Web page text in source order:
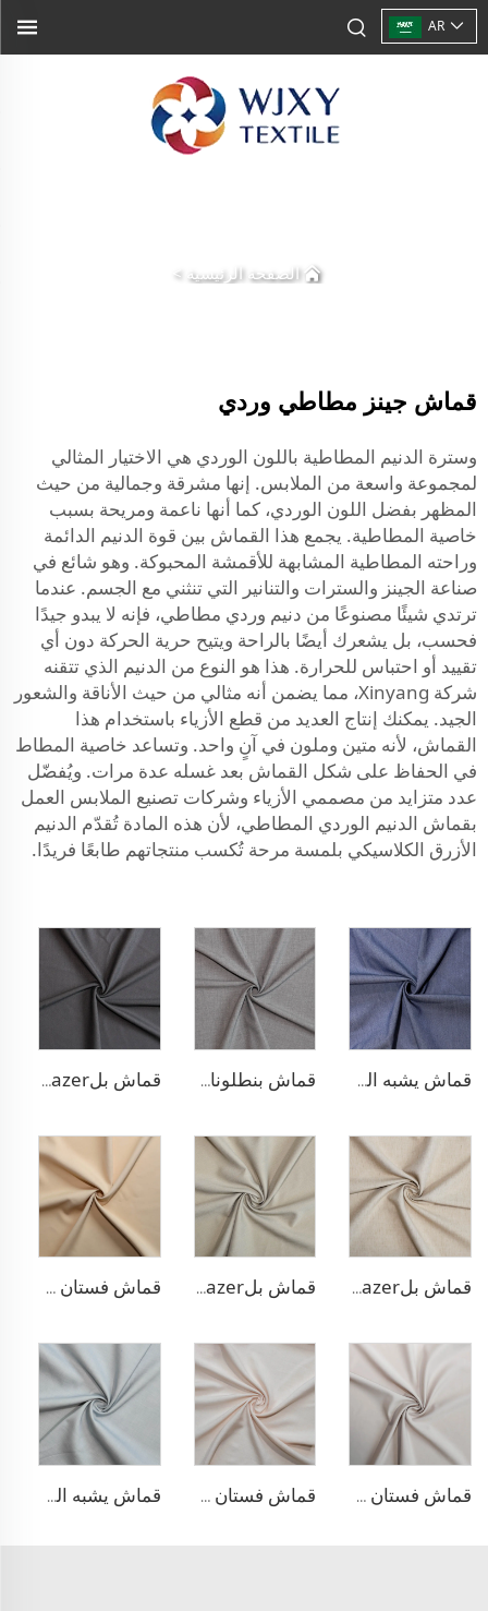
AR
الصفحة الرئيسية >
قماش جينز مطاطي وردي
وسترة الدنيم المطاطية باللون الوردي هي الاختيار المثالي
لمجموعة واسعة من الملابس. إنها مشرقة وجمالية من حيث
المظهر بفضل اللون الوردي، كما أنها ناعمة ومريحة بسبب
خاصية المطاطية. يجمع هذا القماش بين قوة الدنيم الدائمة
وراحته المطاطية المشابهة للأقمشة المحبوكة. وهو شائع في
صناعة الجينز والسترات والتنانير التي تنثني مع الجسم. عندما
ترتدي شيئًا مصنوعًا من دنيم وردي مطاطي، فإنه لا يبدو جيدًا
فحسب، بل يشعرك أيضًا بالراحة ويتيح حرية الحركة دون أي
تقييد أو احتباس للحرارة. هذا هو النوع من الدنيم الذي تتقنه
شركة Xinyang، مما يضمن أنه مثالي من حيث الأناقة والشعور
الجيد. يمكنك إنتاج العديد من قطع الأزياء باستخدام هذا
القماش، لأنه متين وملون في آنٍ واحد. وتساعد خاصية المطاط
في الحفاظ على شكل القماش بعد غسله عدة مرات. ويُفضّل
عدد متزايد من مصممي الأزياء وشركات تصنيع الملابس العمل
بقماش الدنيم الوردي المطاطي، لأن هذه المادة تُقدّم الدنيم
الأزرق الكلاسيكي بلمسة مرحة تُكسب منتجاتهم طابعًا فريدًا.
قماش يشبه الدنيم من البوليستر والرايون قماش بنطلونات TR قابل للتمدد بأربعة اتجاهات قماش بلazer مطاطي من مادة TR
قماش بلazer يشبه الكتان من مادة TR قماش بلazer بتصميم الحبّار من مادة TR قماش فستان منسوج مزدوج من مادة TR
قماش فستان منسوج مزدوج من مادة TR قماش فستان من الليوسيل 100% يشبه الكتان قماش يشبه الدنيم المطاطي من مادة TR